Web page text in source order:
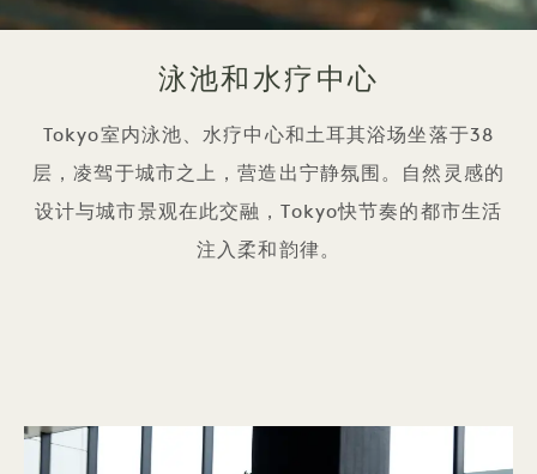
泳池和水疗中心
Tokyo室内泳池、水疗中心和土耳其浴场坐落于38
层，凌驾于城市之上，营造出宁静氛围。自然灵感的
设计与城市景观在此交融，Tokyo快节奏的都市生活
注入柔和韵律。